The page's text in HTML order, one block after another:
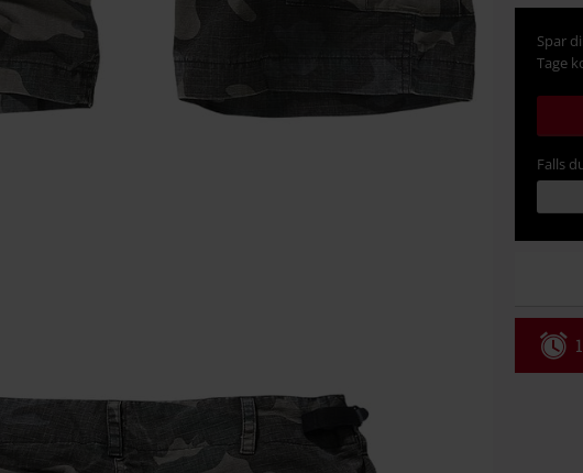
Spar
Tage
Falls